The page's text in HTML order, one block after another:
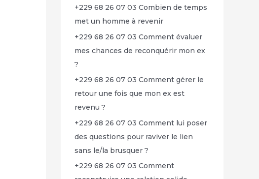
+229 68 26 07 03 Combien de temps
met un homme à revenir
+229 68 26 07 03 Comment évaluer
mes chances de reconquérir mon ex
?
+229 68 26 07 03 Comment gérer le
retour une fois que mon ex est
revenu ?
+229 68 26 07 03 Comment lui poser
des questions pour raviver le lien
sans le/la brusquer ?
+229 68 26 07 03 Comment